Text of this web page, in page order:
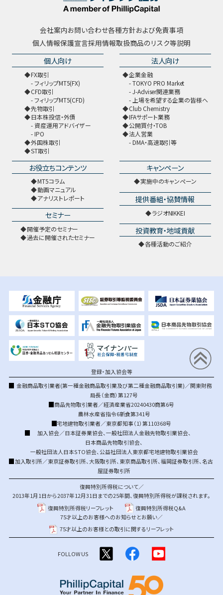
会社案内お問い合わせ各種方針および免責事項
個人情報保護宣言採用情報取扱商品のリスク等説明
個人向け
FX取引
フィリップMT5(FX)
CFD取引
フィリップMT5(CFD)
先物取引
日本株投信・外債
資産運用アドバイザー
IPO
外国株取引
ST取引
法人向け
企業金融
TOKYO PRO Market
J-Adviser関連業務
上場を希望する企業の皆様へ
Club Chemistry
IFAサポート業務
公開買付・TOB
法人営業
DMA・高速取引等
お役立ちコンテンツ
MT5コラム
動画マニュアル
アナリストレポート
セミナー
開催予定のセミナー
過去に開催されたセミナー
キャンペーン
実施中のキャンペーン
提供番組・協賛情報
ラジオNIKKEI
投資教育・地域貢献
各種活動のご紹介
登録・加入協会等
金融商品取引業者(第一種金融商品取引業及び第二種金融商品取引業)／関東財務
局長（金商）第127号
商品先物取引業者／経済産業省20240430商第6号
農林水産省指令6新食第341号
宅地建物取引業者／東京都知事（1）第110368号
加入協会／日本証券業協会、 一般社団法人金融先物取引業協会、
日本商品先物取引協会、
一般社団法人日本STO協会、 公益社団法人東京都宅地建物取引業協会
加入取引所／東京証券取引所、大阪取引所、 東京商品取引所、福岡証券取引所、名古
屋証券取引所
復興特別所得税について／
2013年1月1日から2037年12月31日までの25年間、復興特別所得税が課税されます。
復興特別所得税リーフレット
復興特別所得税Q&A
75才以上のお客様へのお知らせとお願い／
75才以上のお客様との取引に関するリーフレット
FOLLOW US